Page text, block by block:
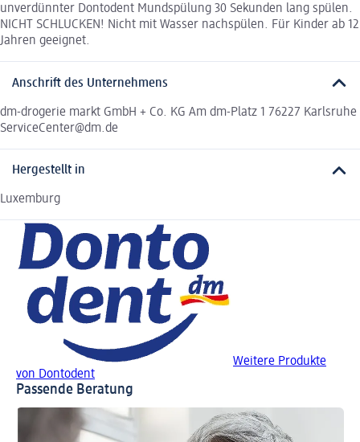
unverdünnter Dontodent Mundspülung 30 Sekunden lang spülen.
NICHT SCHLUCKEN! Nicht mit Wasser nachspülen. Für Kinder ab 12
Jahren geeignet.
Anschrift des Unternehmens
dm-drogerie markt GmbH + Co. KG Am dm-Platz 1 76227 Karlsruhe
ServiceCenter@dm.de
Hergestellt in
Luxemburg
Weitere Produkte
von Dontodent
Passende Beratung